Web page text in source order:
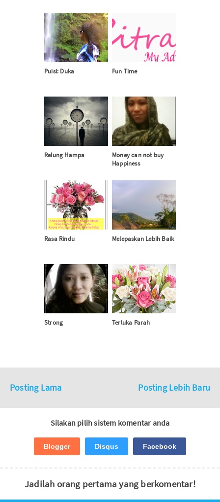
Puisi: Duka Fun Time
Relung Hampa
Money can not buy
Happiness
Rasa Rindu Melepaskan Lebih Baik
Strong Terluka Parah
Posting Lebih Baru
Posting Lama
Silakan pilih sistem komentar anda
Blogger Disqus Facebook
Jadilah orang pertama yang berkomentar!